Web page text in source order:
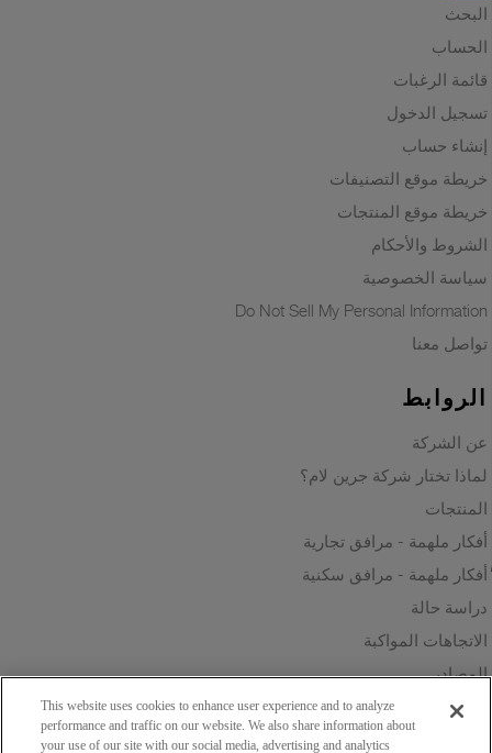
البحث
الحساب
قائمة الرغبات
تسجيل الدخول
إنشاء حساب
خريطة موقع التصنيفات
خريطة موقع المنتجات
الشروط والأحكام
سياسة الخصوصية
Do Not Sell My Personal Information
تواصل معنا
الروابط
عن الشركة
لماذا تختار شركة جرين لام؟
المنتجات
أفكار ملهمة - مرافق تجارية
أفكار ملهمة - مرافق سكنية
دراسة حالة
الاتجاهات المواكبة
المصادر
الاستدامة
I consent to have this website store
respond to my inquiry.
This website uses cookies to enhance user experience and to analyze
performance and traffic on our website. We also share information about
your use of our site with our social media, advertising and analytics